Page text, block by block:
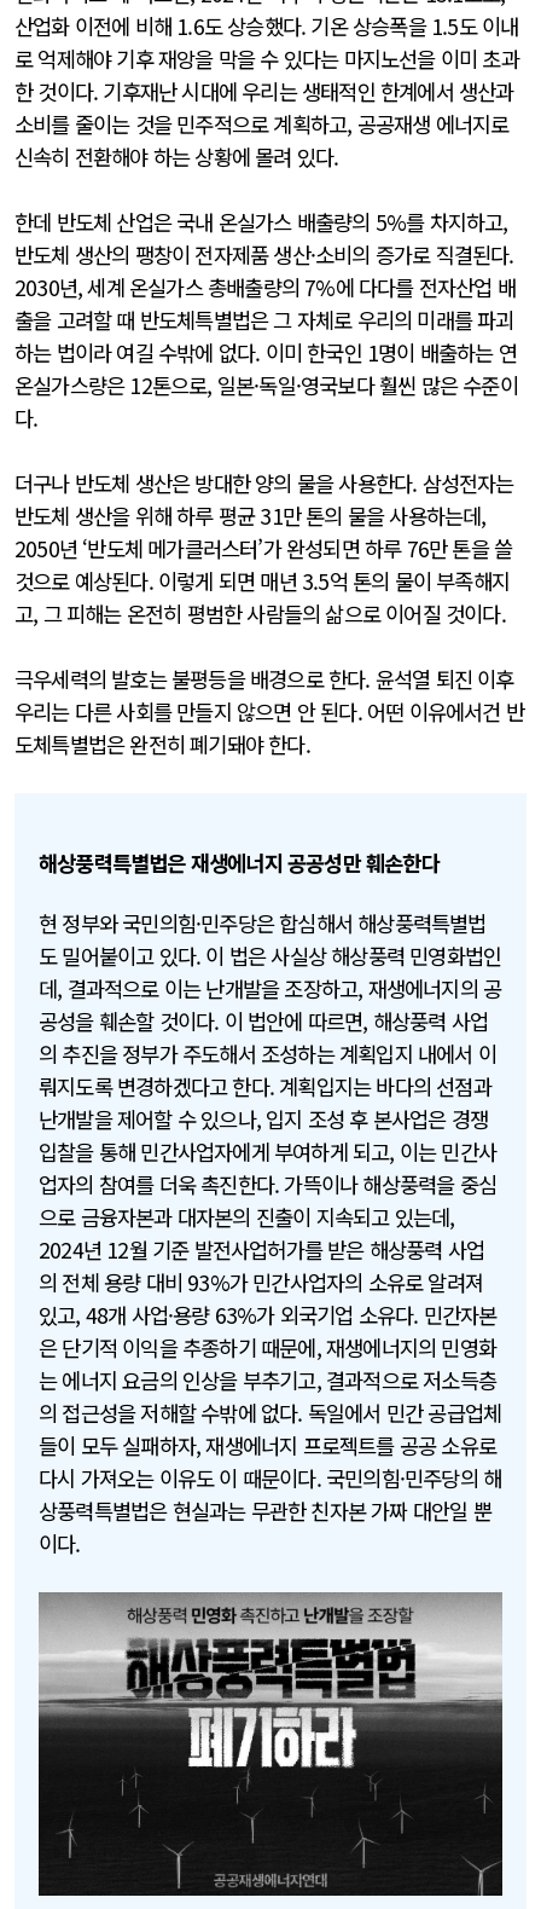
산업화 이전에 비해 1.6도 상승했다. 기온 상승폭을 1.5도 이내
로 억제해야 기후 재앙을 막을 수 있다는 마지노선을 이미 초과
한 것이다. 기후재난 시대에 우리는 생태적인 한계에서 생산과
소비를 줄이는 것을 민주적으로 계획하고, 공공재생 에너지로
신속히 전환해야 하는 상황에 몰려 있다.
한데 반도체 산업은 국내 온실가스 배출량의 5%를 차지하고,
반도체 생산의 팽창이 전자제품 생산·소비의 증가로 직결된다.
2030년, 세계 온실가스 총배출량의 7%에 다다를 전자산업 배
출을 고려할 때 반도체특별법은 그 자체로 우리의 미래를 파괴
하는 법이라 여길 수밖에 없다. 이미 한국인 1명이 배출하는 연
온실가스량은 12톤으로, 일본·독일·영국보다 훨씬 많은 수준이
다.
더구나 반도체 생산은 방대한 양의 물을 사용한다. 삼성전자는
반도체 생산을 위해 하루 평균 31만 톤의 물을 사용하는데,
2050년 ‘반도체 메가클러스터’가 완성되면 하루 76만 톤을 쓸
것으로 예상된다. 이렇게 되면 매년 3.5억 톤의 물이 부족해지
고, 그 피해는 온전히 평범한 사람들의 삶으로 이어질 것이다.
극우세력의 발호는 불평등을 배경으로 한다. 윤석열 퇴진 이후
우리는 다른 사회를 만들지 않으면 안 된다. 어떤 이유에서건 반
도체특별법은 완전히 폐기돼야 한다.
해상풍력특별법은 재생에너지 공공성만 훼손한다
현 정부와 국민의힘·민주당은 합심해서 해상풍력특별법
도 밀어붙이고 있다. 이 법은 사실상 해상풍력 민영화법인
데, 결과적으로 이는 난개발을 조장하고, 재생에너지의 공
공성을 훼손할 것이다. 이 법안에 따르면, 해상풍력 사업
의 추진을 정부가 주도해서 조성하는 계획입지 내에서 이
뤄지도록 변경하겠다고 한다. 계획입지는 바다의 선점과
난개발을 제어할 수 있으나, 입지 조성 후 본사업은 경쟁
입찰을 통해 민간사업자에게 부여하게 되고, 이는 민간사
업자의 참여를 더욱 촉진한다. 가뜩이나 해상풍력을 중심
으로 금융자본과 대자본의 진출이 지속되고 있는데,
2024년 12월 기준 발전사업허가를 받은 해상풍력 사업
의 전체 용량 대비 93%가 민간사업자의 소유로 알려져
있고, 48개 사업·용량 63%가 외국기업 소유다. 민간자본
은 단기적 이익을 추종하기 때문에, 재생에너지의 민영화
는 에너지 요금의 인상을 부추기고, 결과적으로 저소득층
의 접근성을 저해할 수밖에 없다. 독일에서 민간 공급업체
들이 모두 실패하자, 재생에너지 프로젝트를 공공 소유로
다시 가져오는 이유도 이 때문이다. 국민의힘·민주당의 해
상풍력특별법은 현실과는 무관한 친자본 가짜 대안일 뿐
이다.